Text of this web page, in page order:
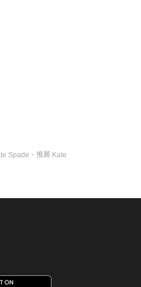
Spade 、 推薦 Kate